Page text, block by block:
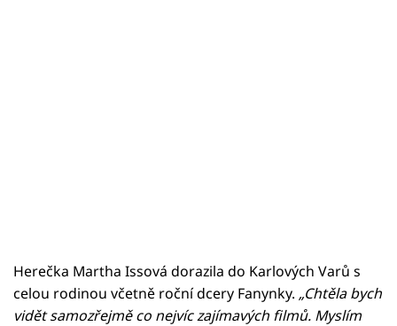
Herečka Martha Issová dorazila do Karlových Varů s
celou rodinou včetně roční dcery Fanynky. „Chtěla bych
vidět samozřejmě co nejvíc zajímavých filmů. Myslím